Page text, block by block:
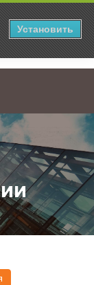
Установить
обслуживание